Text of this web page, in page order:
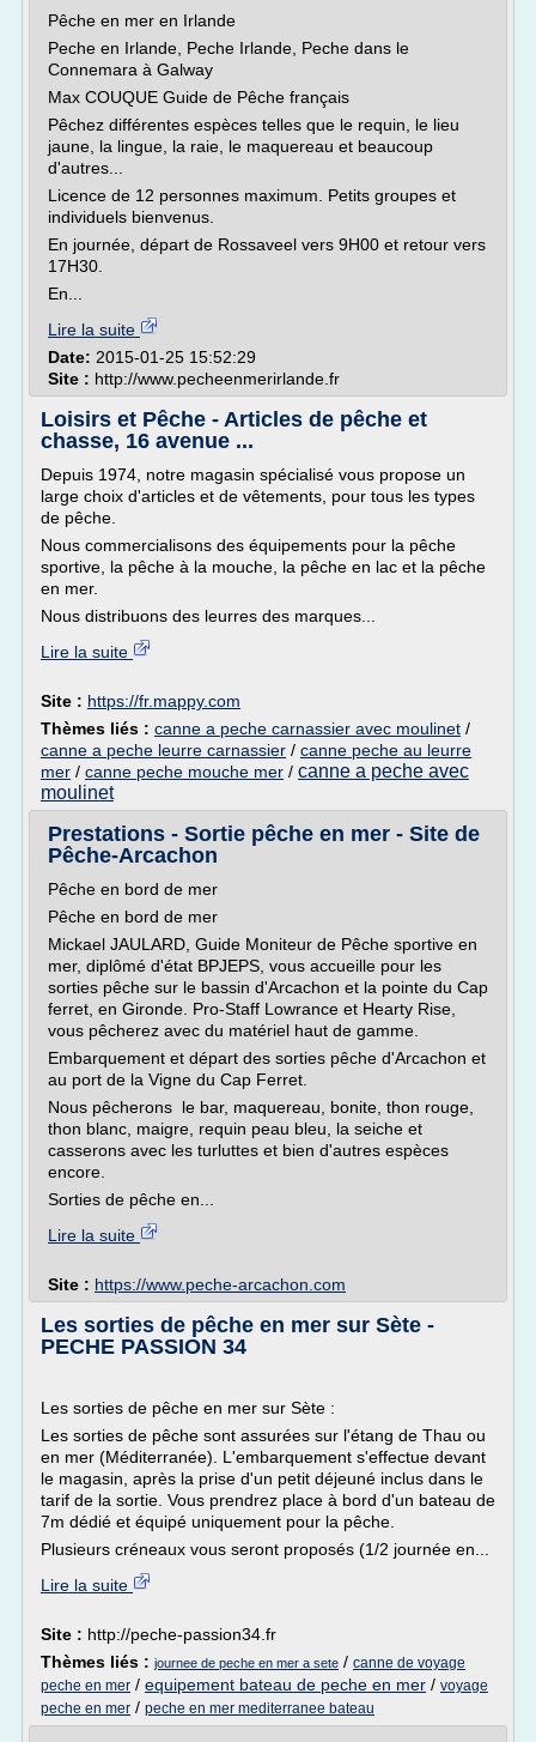
Pêche en mer en Irlande
Peche en Irlande, Peche Irlande, Peche dans le
Connemara à Galway
Max COUQUE Guide de Pêche français
Pêchez différentes espèces telles que le requin, le lieu
jaune, la lingue, la raie, le maquereau et beaucoup
d'autres...
Licence de 12 personnes maximum. Petits groupes et
individuels bienvenus.
En journée, départ de Rossaveel vers 9H00 et retour vers
17H30.
En...
Lire la suite
Date: 2015-01-25 15:52:29
Site : http://www.pecheenmerirlande.fr
Loisirs et Pêche - Articles de pêche et
chasse, 16 avenue ...
Depuis 1974, notre magasin spécialisé vous propose un
large choix d'articles et de vêtements, pour tous les types
de pêche.
Nous commercialisons des équipements pour la pêche
sportive, la pêche à la mouche, la pêche en lac et la pêche
en mer.
Nous distribuons des leurres des marques...
Lire la suite
Site : https://fr.mappy.com
Thèmes liés : canne a peche carnassier avec moulinet /
canne a peche leurre carnassier / canne peche au leurre
mer / canne peche mouche mer / canne a peche avec
moulinet
Prestations - Sortie pêche en mer - Site de
Pêche-Arcachon
Pêche en bord de mer
Pêche en bord de mer
Mickael JAULARD, Guide Moniteur de Pêche sportive en
mer, diplômé d'état BPJEPS, vous accueille pour les
sorties pêche sur le bassin d'Arcachon et la pointe du Cap
ferret, en Gironde. Pro-Staff Lowrance et Hearty Rise,
vous pêcherez avec du matériel haut de gamme.
Embarquement et départ des sorties pêche d'Arcachon et
au port de la Vigne du Cap Ferret.
Nous pêcherons le bar, maquereau, bonite, thon rouge,
thon blanc, maigre, requin peau bleu, la seiche et
casserons avec les turluttes et bien d'autres espèces
encore.
Sorties de pêche en...
Lire la suite
Site : https://www.peche-arcachon.com
Les sorties de pêche en mer sur Sète -
PECHE PASSION 34
Les sorties de pêche en mer sur Sète :
Les sorties de pêche sont assurées sur l'étang de Thau ou
en mer (Méditerranée). L'embarquement s'effectue devant
le magasin, après la prise d'un petit déjeuné inclus dans le
tarif de la sortie. Vous prendrez place à bord d'un bateau de
7m dédié et équipé uniquement pour la pêche.
Plusieurs créneaux vous seront proposés (1/2 journée en...
Lire la suite
Site : http://peche-passion34.fr
Thèmes liés : journee de peche en mer a sete / canne de voyage
peche en mer / equipement bateau de peche en mer / voyage
peche en mer / peche en mer mediterranee bateau